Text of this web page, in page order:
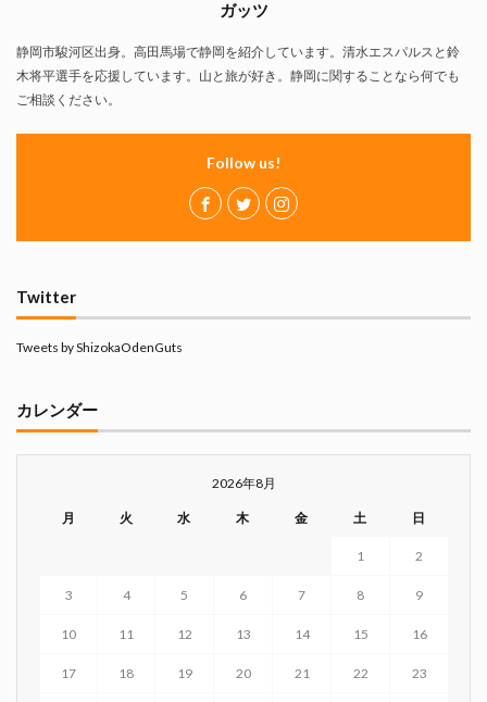
ガッツ
静岡市駿河区出身。高田馬場で静岡を紹介しています。清水エスパルスと鈴
木将平選手を応援しています。山と旅が好き。静岡に関することなら何でも
ご相談ください。
Follow us!
Twitter
Tweets by ShizokaOdenGuts
カレンダー
2026年8月
月 火 水 木 金 土 日
1 2
3 4 5 6 7 8 9
10 11 12 13 14 15 16
17 18 19 20 21 22 23